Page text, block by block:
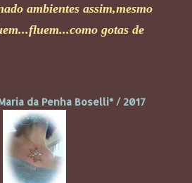
ambientes assim,mesmo
gotas de
da Penha Boselli* / 2017